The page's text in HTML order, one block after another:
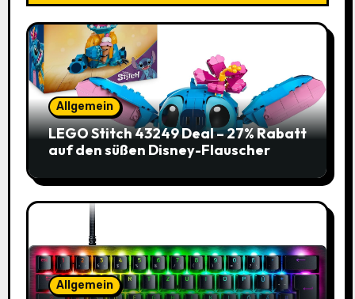
Allgemein
LEGO Stitch 43249 Deal – 27% Rabatt
auf den süßen Disney-Flauscher
Allgemein